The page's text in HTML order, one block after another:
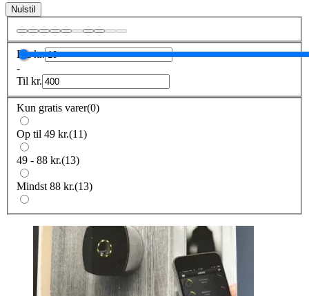
Nulstil
Frakr.
-
Til kr.
Kun gratis varer(0)
Op til 49 kr.(11)
49 - 88 kr.(13)
Mindst 88 kr.(13)